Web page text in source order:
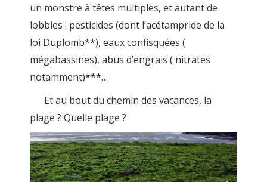
un monstre à têtes multiples, et autant de
lobbies : pesticides (dont l’acétampride de la
loi Duplomb**), eaux confisquées (
mégabassines), abus d’engrais ( nitrates
notamment)***…
Et au bout du chemin des vacances, la
plage ? Quelle plage ?